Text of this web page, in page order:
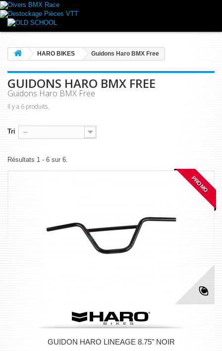
Divers BMX Race
Destockage Pièces VTT
HARO BIKES Guidons Haro BMX Free
GUIDONS HARO BMX FREE
Guidons Haro BMX Free
Il y a 6 produits.
Tri --
Résultats 1 - 6 sur 6.
PROMO
GUIDON HARO LINEAGE 8.75" NOIR